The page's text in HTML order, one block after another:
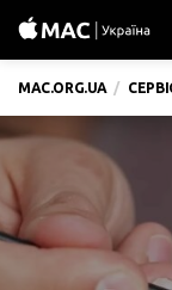
MAC.ORG.UA